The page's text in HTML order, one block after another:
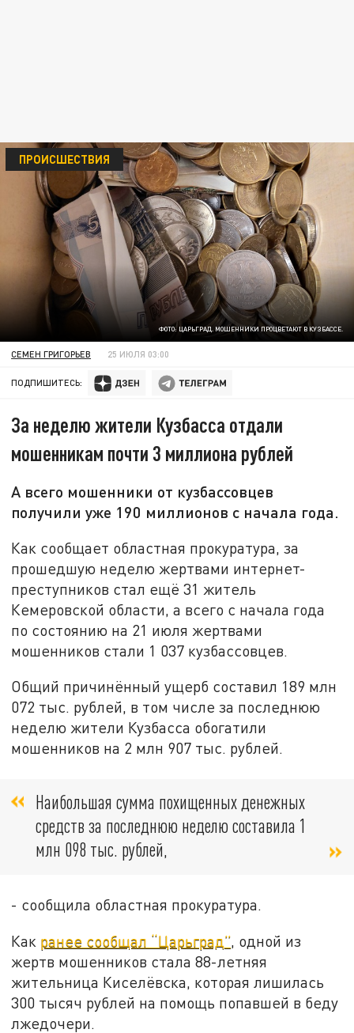
ФОТО: ЦАРЬГРАД. МОШЕННИКИ ПРОЦВЕТАЮТ В КУЗБАССЕ.
ПРОИСШЕСТВИЯ
СЕМЕН ГРИГОРЬЕВ 25 ИЮЛЯ 03:00
ПОДПИШИТЕСЬ:
За неделю жители Кузбасса отдали
мошенникам почти 3 миллиона рублей
А всего мошенники от кузбассовцев
получили уже 190 миллионов с начала года.
Как сообщает областная прокуратура, за
прошедшую неделю жертвами интернет-
преступников стал ещё 31 житель
Кемеровской области, а всего с начала года
по состоянию на 21 июля жертвами
мошенников стали 1 037 кузбассовцев.
Общий причинённый ущерб составил 189 млн
072 тыс. рублей, в том числе за последнюю
неделю жители Кузбасса обогатили
мошенников на 2 млн 907 тыс. рублей.
Наибольшая сумма похищенных денежных
средств за последнюю неделю составила 1
млн 098 тыс. рублей,
- сообщила областная прокуратура.
Как ранее сообщал “Царьград”, одной из
жертв мошенников стала 88-летняя
жительница Киселёвска, которая лишилась
300 тысяч рублей на помощь попавшей в беду
лжедочери.